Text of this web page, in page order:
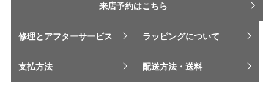
来店予約はこちら
修理とアフターサービス ラッピングについて
支払方法 配送方法・送料